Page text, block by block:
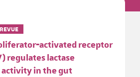
receptor
regulates lactase
activity in the gut